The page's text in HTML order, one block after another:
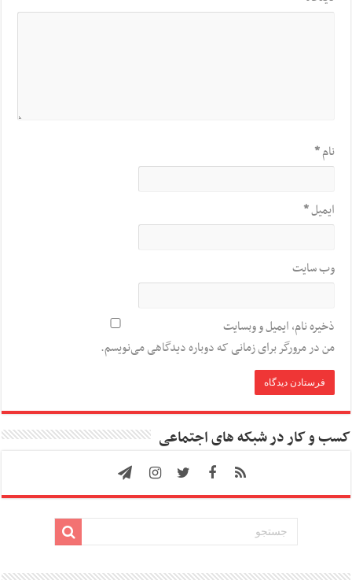
نام*
ایمیل*
وب‌ سایت
ذخیره نام، ایمیل و وبسایت
من در مرورگر برای زمانی که دوباره دیدگاهی می‌نویسم.
کسب و کار در شبکه های اجتماعی